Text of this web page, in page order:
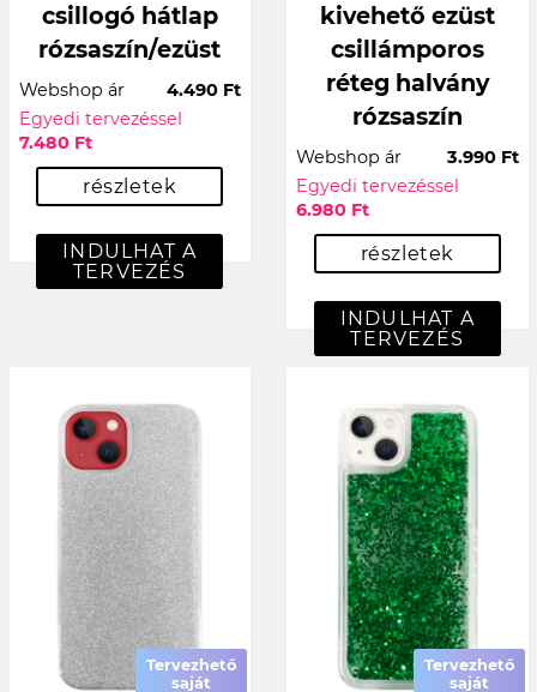
csillogó hátlap
rózsaszín/ezüst
Webshop ár
4.490 Ft
Egyedi tervezéssel
7.480 Ft
részletek
INDULHAT A
TERVEZÉS
kivehető ezüst
csillámporos
réteg halvány
rózsaszín
Webshop ár
3.990 Ft
Egyedi tervezéssel
6.980 Ft
részletek
INDULHAT A
TERVEZÉS
Tervezhető
saját
Tervezhető
saját